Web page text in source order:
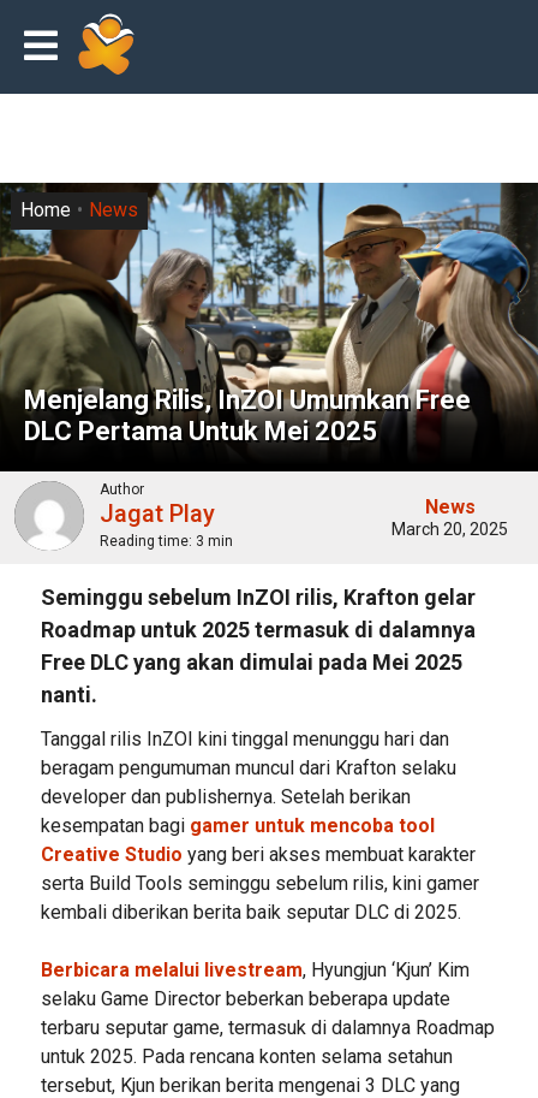
Menjelang Rilis, InZOI Umumkan Free
DLC Pertama Untuk Mei 2025
Home News
Author
Jagat Play
Reading time: 3 min
News
March 20, 2025
Seminggu sebelum InZOI rilis, Krafton gelar
Roadmap untuk 2025 termasuk di dalamnya
Free DLC yang akan dimulai pada Mei 2025
nanti.
Tanggal rilis InZOI kini tinggal menunggu hari dan
beragam pengumuman muncul dari Krafton selaku
developer dan publishernya. Setelah berikan
kesempatan bagi gamer untuk mencoba tool
Creative Studio yang beri akses membuat karakter
serta Build Tools seminggu sebelum rilis, kini gamer
kembali diberikan berita baik seputar DLC di 2025.
Berbicara melalui livestream, Hyungjun ‘Kjun’ Kim
selaku Game Director beberkan beberapa update
terbaru seputar game, termasuk di dalamnya Roadmap
untuk 2025. Pada rencana konten selama setahun
tersebut, Kjun berikan berita mengenai 3 DLC yang